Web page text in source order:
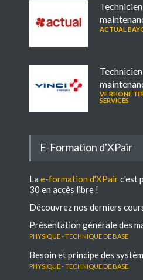
ACTUAL
VF RHONE
SERVICES
E-Formation d'XPair
La e-formation d'XPairc'est
30 en accès libre !
Découvrez nos derniers
Présentation générale des
Physique - Technique de base
Besoin et principe des
Physique - Technique de base